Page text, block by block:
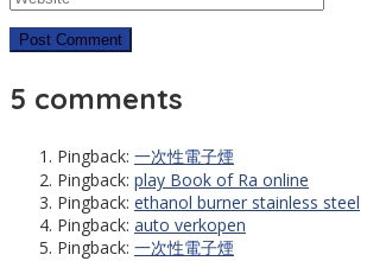
5 comments
Pingback: 一次性電子煙
Pingback: play Book of Ra online
Pingback: ethanol burner stainless steel
Pingback: auto verkopen
Pingback: 一次性電子煙